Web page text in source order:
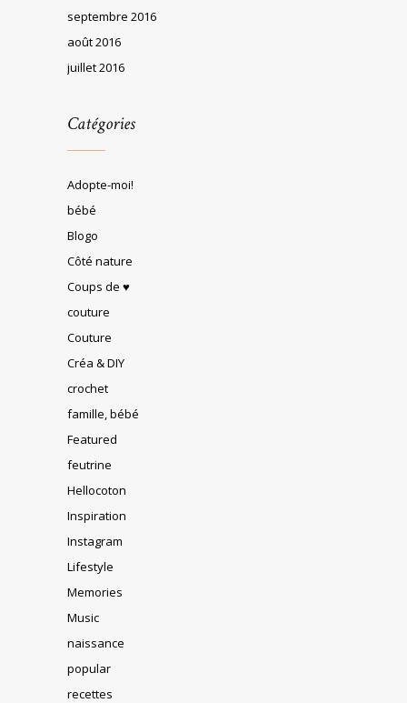
septembre 2016
août 2016
juillet 2016
Catégories
Adopte-moi!
bébé
Blogo
Côté nature
Coups de ♥
couture
Couture
Créa & DIY
crochet
famille, bébé
Featured
feutrine
Hellocoton
Inspiration
Instagram
Lifestyle
Memories
Music
naissance
popular
recettes